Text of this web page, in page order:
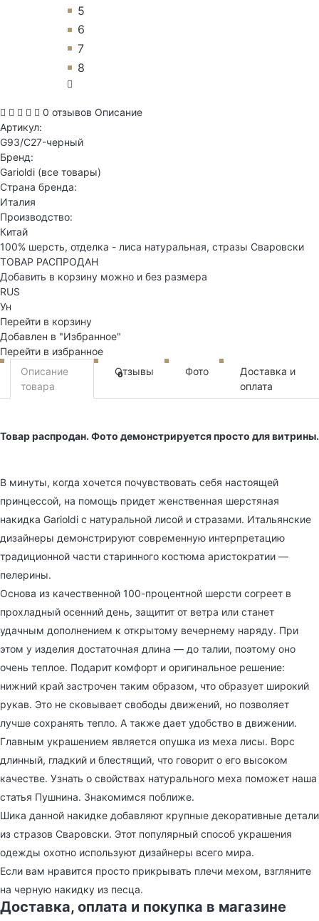
5
6
7
8
0 отзывов Описание
Артикул:
G93/C27-черный
Бренд:
Garioldi (все товары)
Страна бренда:
Италия
Производство:
Китай
100% шерсть, отделка - лиса натуральная, стразы Сваровски
ТОВАР РАСПРОДАН
Добавить в корзину можно и без размера
RUS
Ун
Перейти в корзину
Добавлен в "Избранное"
Перейти в избранное
Описание
товара
Отзывы
0 Фото
Доставка и
оплата
Товар распродан. Фото демонстрируется просто для витрины.
В минуты, когда хочется почувствовать себя настоящей
принцессой, на помощь придет женственная шерстяная
накидка Garioldi с натуральной лисой и стразами. Итальянские
дизайнеры демонстрируют современную интерпретацию
традиционной части старинного костюма аристократии —
пелерины.
Основа из качественной 100-процентной шерсти согреет в
прохладный осенний день, защитит от ветра или станет
удачным дополнением к открытому вечернему наряду. При
этом у изделия достаточная длина — до талии, поэтому оно
очень теплое. Подарит комфорт и оригинальное решение:
нижний край застрочен таким образом, что образует широкий
рукав. Это не сковывает свободы движений, но позволяет
лучше сохранять тепло. А также дает удобство в движении.
Главным украшением является опушка из меха лисы. Ворс
длинный, гладкий и блестящий, что говорит о его высоком
качестве. Узнать о свойствах натурального меха поможет наша
статья Пушнина. Знакомимся поближе.
Шика данной накидке добавляют крупные декоративные детали
из стразов Сваровски. Этот популярный способ украшения
одежды охотно используют дизайнеры всего мира.
Если вам нравится просто прикрывать плечи мехом, взгляните
на черную накидку из песца.
Доставка, оплата и покупка в магазине